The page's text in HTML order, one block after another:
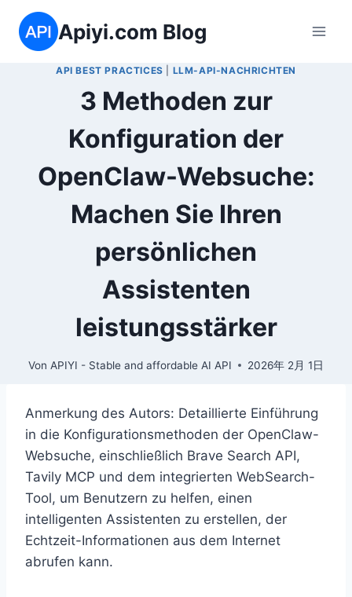
Inhalt
springen
Apiyi.com Blog
API BEST PRACTICES LLM-API-NACHRICHTEN
3 Methoden zur
Konfiguration der
OpenClaw-Websuche:
Machen Sie Ihren
persönlichen
Assistenten
leistungsstärker
Von APIYI - Stable and affordable AI API 2026年 2月 1日
Anmerkung des Autors: Detaillierte Einführung
in die Konfigurationsmethoden der OpenClaw-
Websuche, einschließlich Brave Search API,
Tavily MCP und dem integrierten WebSearch-
Tool, um Benutzern zu helfen, einen
intelligenten Assistenten zu erstellen, der
Echtzeit-Informationen aus dem Internet
abrufen kann.